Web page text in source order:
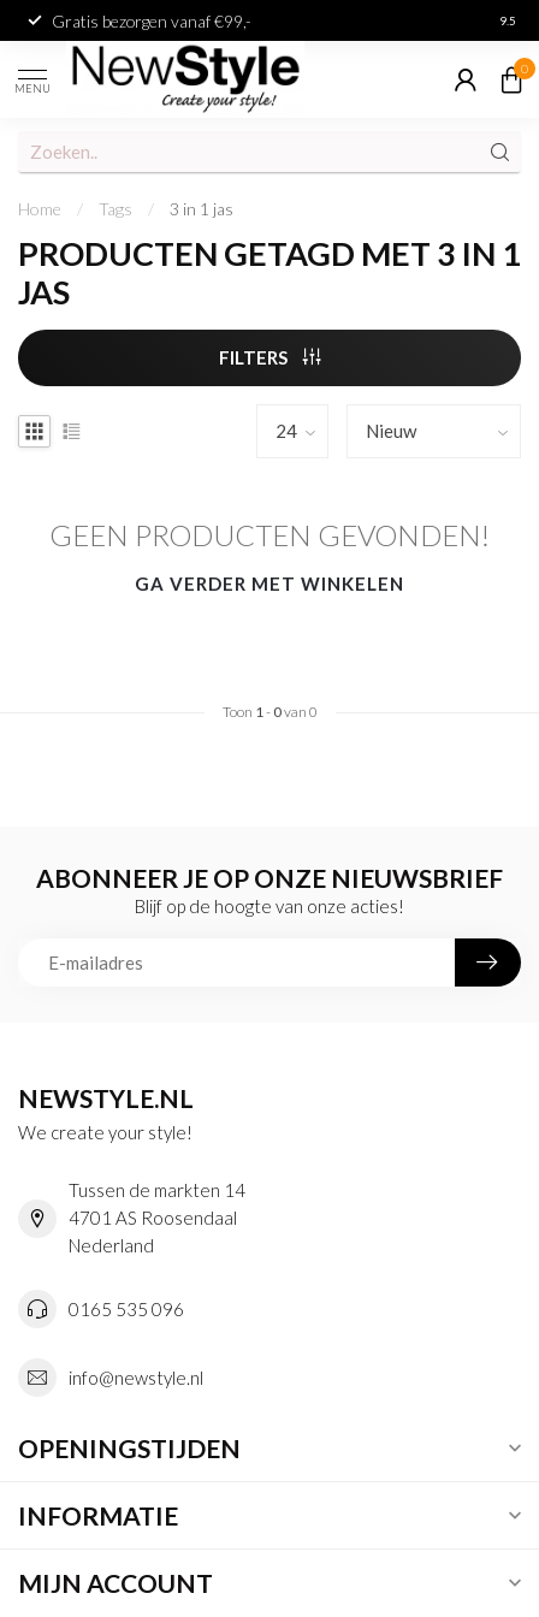
Gratis bezorgen vanaf €99,- 9.5
MENU
0
Home / Tags / 3 in 1 jas
PRODUCTEN GETAGD MET 3 IN 1
JAS
FILTERS
GEEN PRODUCTEN GEVONDEN!
GA VERDER MET WINKELEN
Toon 1- 0van 0
ABONNEER JE OP ONZE NIEUWSBRIEF
Blijf op de hoogte van onze acties!
NEWSTYLE.NL
We create your style!
Tussen de markten 14
4701 AS Roosendaal
Nederland
0165 535 096
info@newstyle.nl
OPENINGSTIJDEN
INFORMATIE
MIJN ACCOUNT